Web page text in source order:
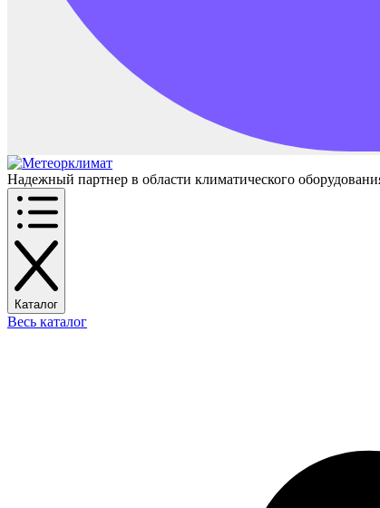
Надежный партнер в области климатического
Каталог
Весь каталог